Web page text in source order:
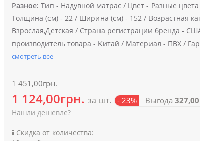
Разное: Тип - Надувной матрас / Цвет - Разные
Толщина (см) - 22 / Ширина (см) - 152 / Возрастная
Взрослая,Детская / Страна регистрации бренда -
производитель товара - Китай / Материал - ПВХ /
смотреть все
1 451,00грн.
1 124,00грн. за шт. - 23% Выгода
Нашли дешевле?
Скидка от количества: